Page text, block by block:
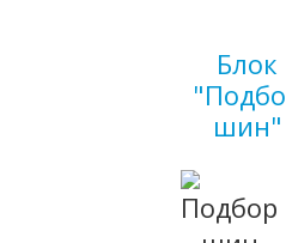
Блок
шин"